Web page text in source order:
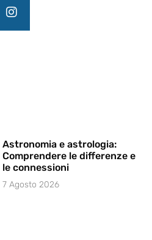
Astronomia e astrologia:
Comprendere le differenze e
le connessioni
7 Agosto 2026